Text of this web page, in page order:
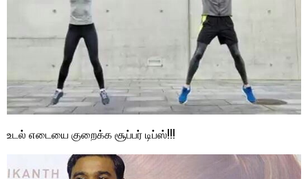
உடல் எடையை குறைக்க சூப்பர் டிப்ஸ்!!!